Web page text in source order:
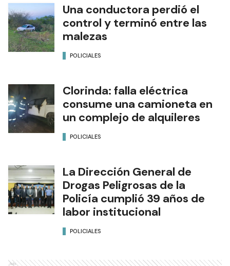
POLICIALES
Una conductora perdió el
control y terminó entre las
POLICIALES
Clorinda: falla eléctrica
consume una camioneta en
POLICIALES
La Dirección General de
Drogas Peligrosas de la
Policía cumplió 39 años de